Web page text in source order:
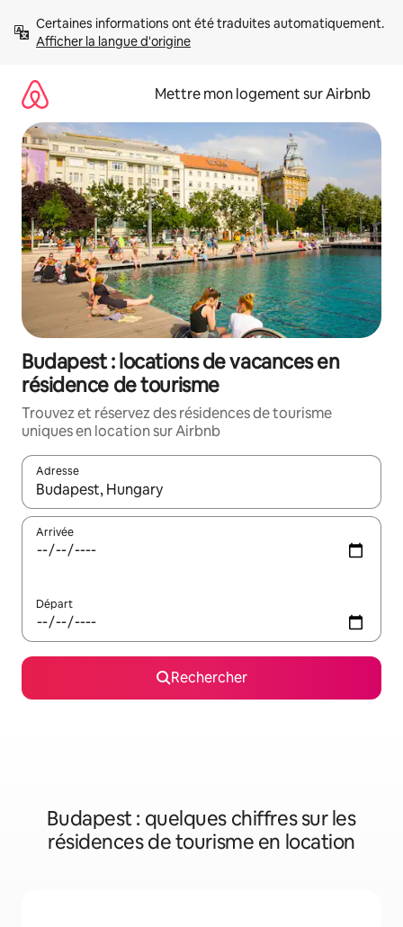
directement
Afficher la langue d'origine
Mettre mon logement sur Airbnb
Budapest : locations de vacances en
résidence de tourisme
Trouvez et réservez des résidences de tourisme
uniques en location sur Airbnb
Adresse
Lorsque les résultats s'affichent, utilisez les flèches vers le
Arrivée
Départ
Rechercher
Budapest : quelques chiffres sur les
résidences de tourisme en location